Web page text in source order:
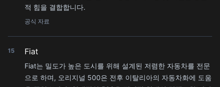
적 힘을 결합합니다.
공식 자료
15 Fiat
Fiat는 밀도가 높은 도시를 위해 설계된 저렴한 자동차를 전문
으로 하며, 오리지널 500은 전후 이탈리아의 자동차화에 도움